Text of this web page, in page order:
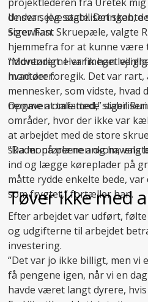
projektlederen fra Uretek
de svar, jeg søgte. Det
siger han.
Under selve stabiliseringen,
ScrewFast Skruepæle, valgte
hjemmefra for at kunne være
nødvendigt. Her fik han
montører:
“Montørerne var meget
hvad der foregik. Det var rart,
mennesker, som vidste, hvad
nemme at tale med,” siger
Opgaven omfattede
områder, hvor der ikke var
at arbejdet med de store
skader på plænen og havens
“Da montørerne ankom,
ind og lægge køreplader på
måtte rydde enkelte bede,
som frygtet,” fortæller han.
Tøver ikke med
Efter arbejdet var udført,
og udgifterne til arbejdet
investering.
“Det var jo ikke billigt, men vi
få pengene igen, når vi en
havde været langt dyrere,